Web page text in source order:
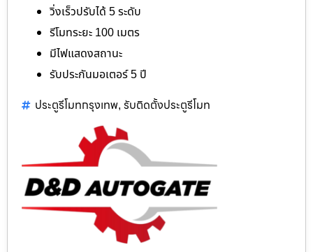
วิ่งเร็วปรับได้ 5 ระดับ
รีโมทระยะ 100 เมตร
มีไฟแสดงสถานะ
รับประกันมอเตอร์ 5 ปี
ประตูรีโมทกรุงเทพ, รับติดตั้งประตูรีโมท